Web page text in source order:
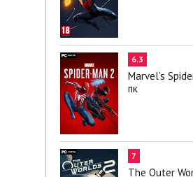
6.3
Marvel’s
пк
7
The Outer